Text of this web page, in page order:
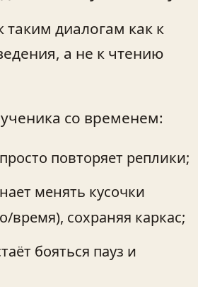
диалогам как к
а не к чтению
со временем:
повторяет реплики;
менять кусочки
время), сохраняя каркас;
бояться пауз и